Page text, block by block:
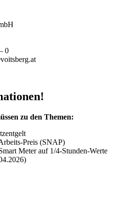
0
zu den Themen:
Preis (SNAP)
Meter auf 1/4-Stunden-Werte